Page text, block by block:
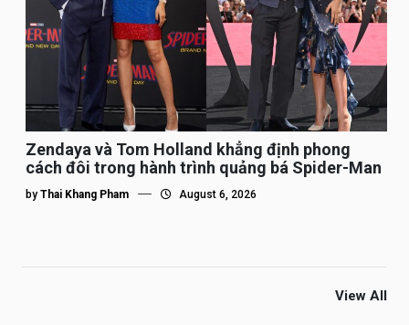
Zendaya và Tom Holland khẳng định phong
cách đôi trong hành trình quảng bá Spider-Man
by Thai Khang Pham August 6, 2026
View All